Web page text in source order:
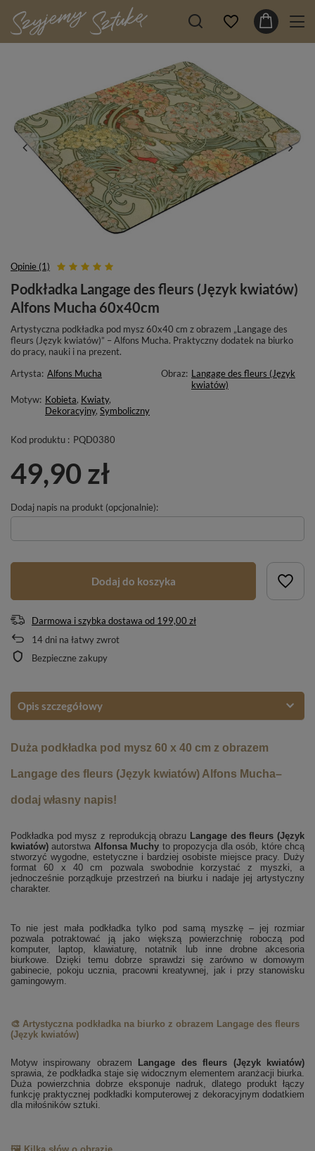
Opinie (1)
Podkładka Langage des fleurs (Język kwiatów)
Alfons Mucha 60x40cm
Artystyczna podkładka pod mysz 60x40 cm z obrazem „Langage des
fleurs (Język kwiatów)” – Alfons Mucha. Praktyczny dodatek na biurko
do pracy, nauki i na prezent.
Artysta: Alfons Mucha Obraz: Langage des fleurs (Język
kwiatów)
Motyw: Kobieta, Kwiaty,
Dekoracyjny, Symboliczny
Kod produktu : PQD0380
49,90 zł
Dodaj napis na produkt (opcjonalnie):
Dodaj do koszyka
Darmowa i szybka dostawa od 199,00 zł
14dni na łatwy zwrot
Bezpieczne zakupy
Opis szczegółowy
Duża podkładka pod mysz 60 x 40 cm z obrazem
Langage des fleurs (Język kwiatów) Alfons Mucha–
dodaj własny napis!
Podkładka pod mysz z reprodukcją obrazu Langage des fleurs (Język
kwiatów) autorstwa Alfonsa Muchy to propozycja dla osób, które chcą
stworzyć wygodne, estetyczne i bardziej osobiste miejsce pracy. Duży
format 60 x 40 cm pozwala swobodnie korzystać z myszki, a
jednocześnie porządkuje przestrzeń na biurku i nadaje jej artystyczny
charakter.
To nie jest mała podkładka tylko pod samą myszkę – jej rozmiar
pozwala potraktować ją jako większą powierzchnię roboczą pod
komputer, laptop, klawiaturę, notatnik lub inne drobne akcesoria
biurkowe. Dzięki temu dobrze sprawdzi się zarówno w domowym
gabinecie, pokoju ucznia, pracowni kreatywnej, jak i przy stanowisku
gamingowym.
🎨 Artystyczna podkładka na biurko z obrazem Langage des fleurs
(Język kwiatów)
Motyw inspirowany obrazem Langage des fleurs (Język kwiatów)
sprawia, że podkładka staje się widocznym elementem aranżacji biurka.
Duża powierzchnia dobrze eksponuje nadruk, dlatego produkt łączy
funkcję praktycznej podkładki komputerowej z dekoracyjnym dodatkiem
dla miłośników sztuki.